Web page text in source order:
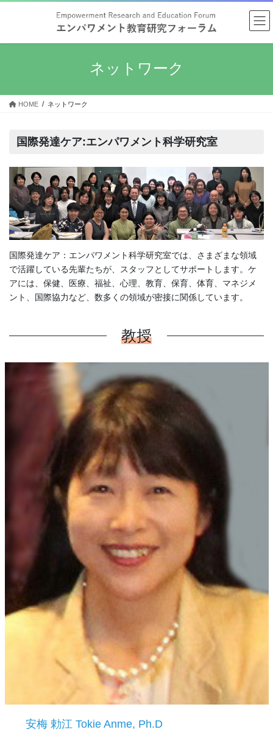
ン
キ
ー
に
ネットワーク
HOME ネットワーク
国際発達ケア:エンパワメント科学研究室
国際発達ケア：エンパワメント科学研究室では、さまざまな領域
で活躍している先輩たちが、スタッフとしてサポートします。ケ
アには、保健、医療、福祉、心理、教育、保育、体育、マネジメ
ント、国際協力など、数多くの領域が密接に関係しています。
教授
安梅 勅江 Tokie Anme, Ph.D